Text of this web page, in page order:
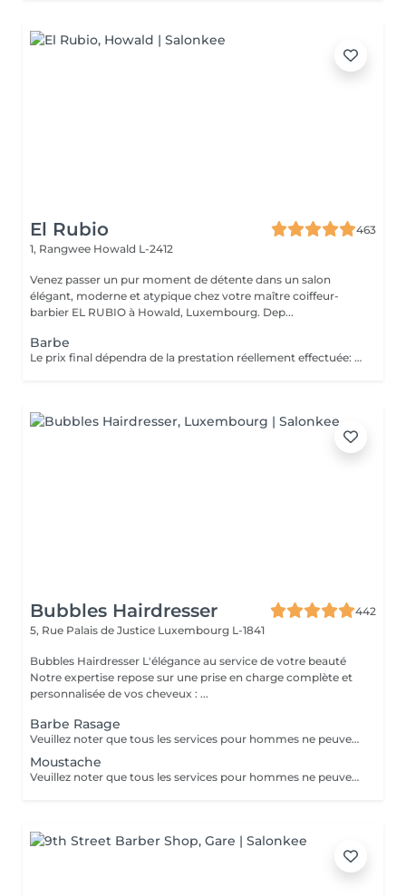
El Rubio
463
1, Rangwee Howald L-2412
Venez passer un pur moment de détente dans un salon
élégant, moderne et atypique chez votre maître coiffeur-
barbier EL RUBIO à Howald, Luxembourg. Dep...
Barbe
Le prix final dépendra de la prestation réellement effectuée: Taille barbe : 26 EUR Taille barbe avec rasage contours : 32.5 EUR Rasage complet avec soins : 32.5 EUR
Bubbles Hairdresser
442
5, Rue Palais de Justice Luxembourg L-1841
Bubbles Hairdresser L'élégance au service de votre beauté
Notre expertise repose sur une prise en charge complète et
personnalisée de vos cheveux : ...
Barbe Rasage
Veuillez noter que tous les services pour hommes ne peuvent PAS être réservés en ligne. Merci d'appeler ou de passer pour réserver ces derniers. Quiconque ne respecte pas cela et réserve un service pour femme à la place ou utilise le compte d'une femme pour bloquer du temps pour le service d'un homme sera bloqué de toutes les réservations futures.
Moustache
Veuillez noter que tous les services pour hommes ne peuvent PAS être réservés en ligne. Merci d'appeler ou de passer pour réserver ces derniers. Quiconque ne respecte pas cela et réserve un service pour femme à la place ou utilise le compte d'une femme pour bloquer du temps pour le service d'un homme sera bloqué de toutes les réservations futures.